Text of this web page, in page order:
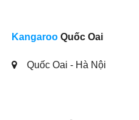
Kangaroo Quốc Oai
Quốc Oai - Hà Nội